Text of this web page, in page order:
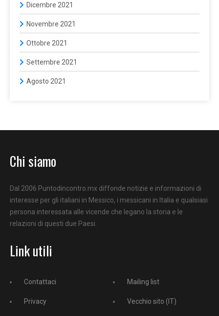
Dicembre 2021
Novembre 2021
Ottobre 2021
Settembre 2021
Agosto 2021
Chi siamo
Dal 2006 Puntodincontro.mx diffonde notizie e informazioni di
interesse per gli italiani in Messico, i messicani in Italia e qualsiasi
persona interessata alle vicende che legano la storia e le
relazioni di questi due Paesi.
Link utili
Contattaci
Privacy
Mailing list
Vecchio sito (IT)